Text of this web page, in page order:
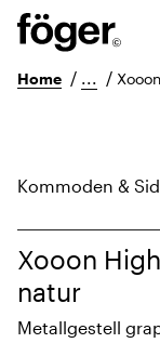
Home / ... /
Kommoden &
Xooon
natur
Metallgestell